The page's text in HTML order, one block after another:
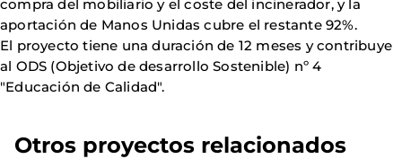
compra del mobiliario y el coste del incinerador, y la
aportación de Manos Unidas cubre el restante 92%.
El proyecto tiene una duración de 12 meses y contribuye
al ODS (Objetivo de desarrollo Sostenible) nº 4
"Educación de Calidad".
Otros proyectos relacionados